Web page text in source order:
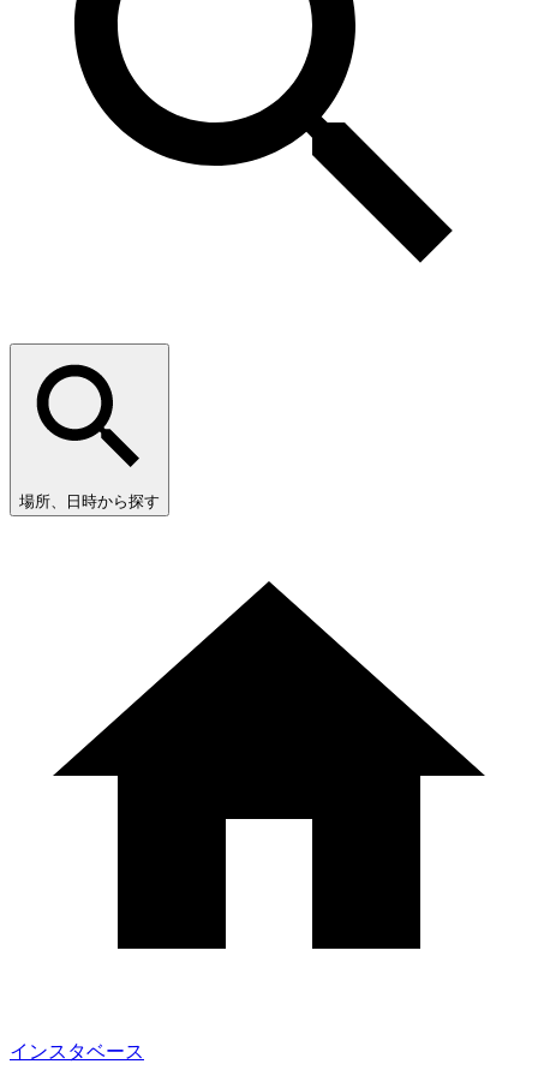
場所、日時から探す
インスタベース